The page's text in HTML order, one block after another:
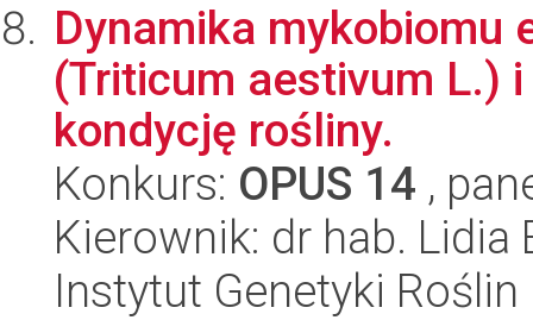
Dynamika mykobiomu
(Triticum aestivum L.)
kondycję rośliny.
Konkurs: OPUS 14 ,
Kierownik: dr hab. Lidia
Instytut Genetyki Roślin